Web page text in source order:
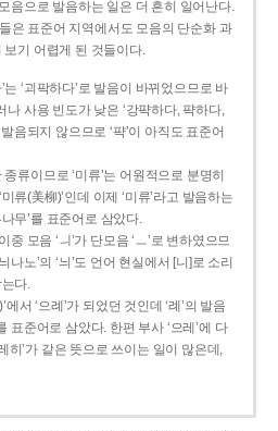
음으로 발음하는 일은 더 흔히 일어난다.
은 표준어 지역에서도 모음의 단순화 과
보기 어렵게 된 것들이다.
‘괴팍하다’로 발음이 바뀌었으므로 바
나 사용 빈도가 낮은 ‘강퍅하다, 퍅하다,
발음되지 않으므로 ‘퍅’이 아직도 표준어
류이므로 ‘미류’는 어원적으로 분명히
류(美柳)’인데 이제 ‘미류’라고 발음하는
무’를 표준어로 삼았다.
중 모음 ‘ㅢ’가 단모음 ‘ㅡ’로 변하였으므
나노’의 ‘늬’도 언어 현실에서 [니]로 소리
는다.
서 ‘으례’가 되었던 것인데 ‘례’의 발음
표준어로 삼았다. 한편 부사 ‘으레’에 다
히’가 같은 뜻으로 쓰이는 일이 많은데,